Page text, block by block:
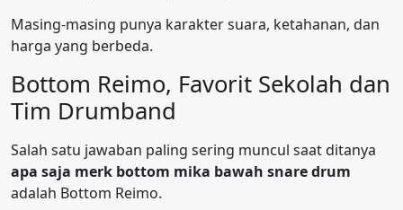
Masing-masing punya karakter suara, ketahanan, dan
harga yang berbeda.
Bottom Reimo, Favorit Sekolah dan
Tim Drumband
Salah satu jawaban paling sering muncul saat ditanya
apa saja merk bottom mika bawah snare drum
adalah Bottom Reimo.